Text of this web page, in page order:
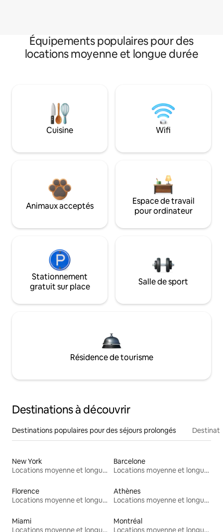
Équipements populaires pour des
locations moyenne et longue durée
Cuisine Wifi
Animaux acceptés
Espace de travail
pour ordinateur
Stationnement
gratuit sur place
Salle de sport
Résidence de tourisme
Destinations à découvrir
Destinations populaires pour des séjours prolongés
New York
Locations moyenne et longue durée
Barcelone
Locations moyenne et longue durée
Florence
Locations moyenne et longue durée
Athènes
Locations moyenne et longue durée
Miami
Locations moyenne et longue durée
Montréal
Locations moyenne et longue durée